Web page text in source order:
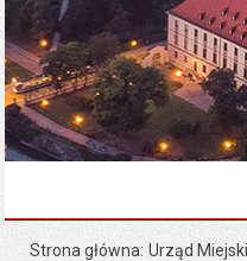
Strona główna Urząd Miejski